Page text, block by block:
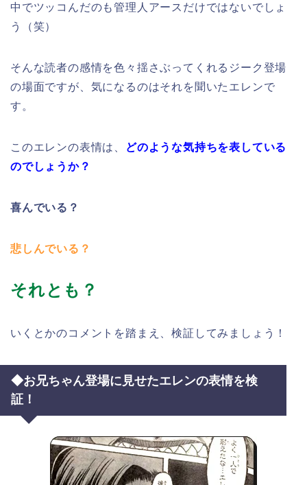
中でツッコんだのも管理人アースだけではないでしょ
う（笑）
そんな読者の感情を色々揺さぶってくれるジーク登場
の場面ですが、気になるのはそれを聞いたエレンで
す。
このエレンの表情は、
どのような気持ちを表している
のでしょうか？
喜んでいる？
悲しんでいる？
それとも？
いくとかのコメントを踏まえ、検証してみましょう！
◆お兄ちゃん登場に見せたエレンの表情を検
証！